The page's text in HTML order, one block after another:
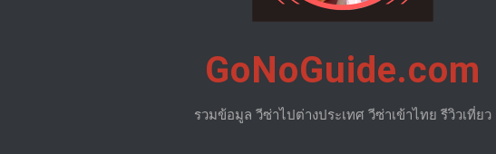
GoNoGuide.com
รวมข้อมูล วีซ่าไปต่างประเทศ วีซ่าเข้าไทย รีวิวเที่ยว